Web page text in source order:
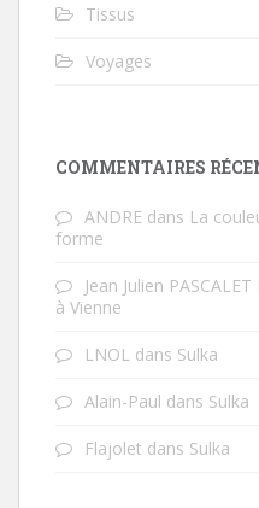
Tissus
Voyages
COMMENTAIRES
ANDRE dans La
forme
Jean Julien
à Vienne
LNOL dans Sulka
Alain-Paul dans Sulka
Flajolet dans Sulka